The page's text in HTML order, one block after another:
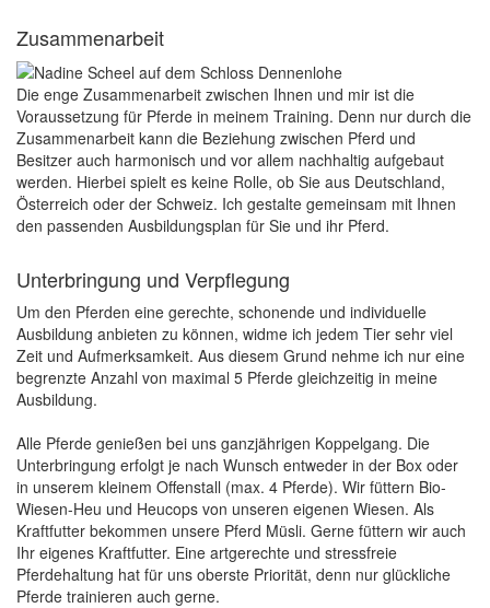
Zusammenarbeit
Die enge Zusammenarbeit zwischen Ihnen und mir ist die
Voraussetzung für Pferde in meinem Training. Denn nur durch die
Zusammenarbeit kann die Beziehung zwischen Pferd und
Besitzer auch harmonisch und vor allem nachhaltig aufgebaut
werden. Hierbei spielt es keine Rolle, ob Sie aus Deutschland,
Österreich oder der Schweiz. Ich gestalte gemeinsam mit Ihnen
den passenden Ausbildungsplan für Sie und ihr Pferd.
Unterbringung und Verpflegung
Um den Pferden eine gerechte, schonende und individuelle
Ausbildung anbieten zu können, widme ich jedem Tier sehr viel
Zeit und Aufmerksamkeit. Aus diesem Grund nehme ich nur eine
begrenzte Anzahl von maximal 5 Pferde gleichzeitig in meine
Ausbildung.
Alle Pferde genießen bei uns ganzjährigen Koppelgang. Die
Unterbringung erfolgt je nach Wunsch entweder in der Box oder
in unserem kleinem Offenstall (max. 4 Pferde). Wir füttern Bio-
Wiesen-Heu und Heucops von unseren eigenen Wiesen. Als
Kraftfutter bekommen unsere Pferd Müsli. Gerne füttern wir auch
Ihr eigenes Kraftfutter. Eine artgerechte und stressfreie
Pferdehaltung hat für uns oberste Priorität, denn nur glückliche
Pferde trainieren auch gerne.